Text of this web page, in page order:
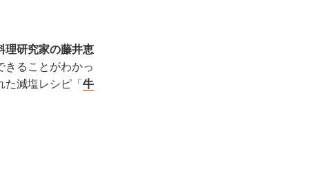
理研究家の藤井恵
きることがわかっ
減塩レシピ「 牛